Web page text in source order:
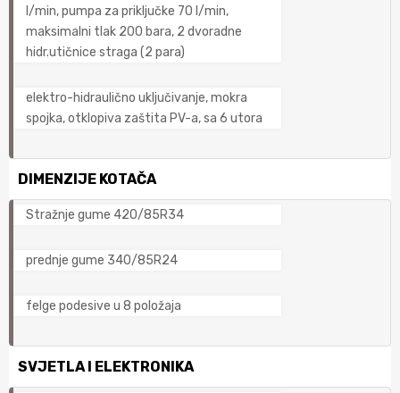
l/min, pumpa za priključke 70 l/min,
maksimalni tlak 200 bara, 2 dvoradne
hidr.utičnice straga (2 para)
elektro-hidraulično uključivanje, mokra
spojka, otklopiva zaštita PV-a, sa 6 utora
DIMENZIJE KOTAČA
Stražnje gume 420/85R34
prednje gume 340/85R24
felge podesive u 8 položaja
SVJETLA I ELEKTRONIKA